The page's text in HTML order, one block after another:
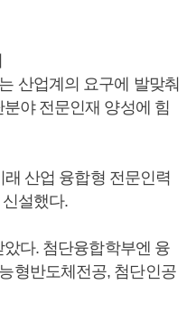
산업계의 요구에 발맞춰
분야 전문인재 양성에 힘
산업 융합형 전문인력
설했다.
다. 첨단융합학부엔 융
형반도체전공, 첨단인공